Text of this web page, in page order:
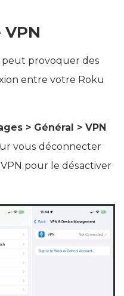
peut provoquer des
entre votre Roku
> Général > VPN
vous déconnecter
pour le désactiver